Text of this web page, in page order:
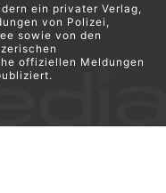
ein privater Verlag,
von Polizei,
sowie von den
offiziellen Meldungen